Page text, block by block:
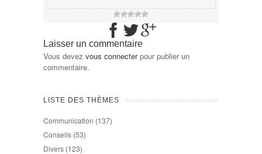
Laisser un commentaire
Vous devez vous connecterpour publier un
commentaire.
LISTE DES THÈMES
Communication (137)
Conseils (53)
Divers (123)